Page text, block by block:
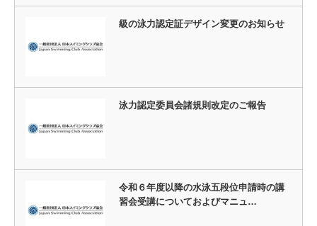
級の泳力認定証デザイン変更のお知らせ
泳力認定委員会諸規則改定のご報告
令和６年度以降の水泳五段位申請時の講
習会受講についておよびマニュ…